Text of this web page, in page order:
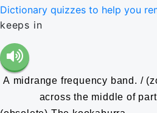
Dictionary quizzes to help you
keeps in
A midrange frequency band. /
across the middle of